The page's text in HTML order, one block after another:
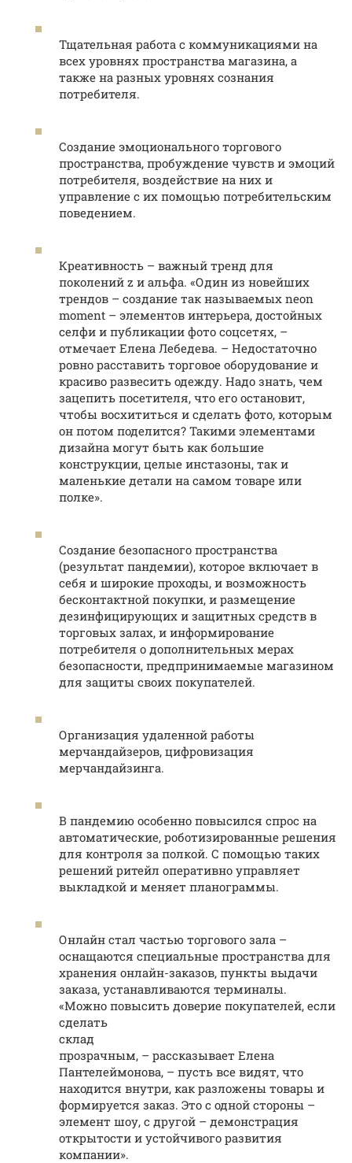
Тщательная работа с коммуникациями на
всех уровнях пространства магазина, а
также на разных уровнях сознания
потребителя.
Создание эмоционального торгового
пространства, пробуждение чувств и эмоций
потребителя, воздействие на них и
управление с их помощью потребительским
поведением.
Креативность – важный тренд для
поколений z и альфа. «Один из новейших
трендов – создание так называемых neon
moment – элементов интерьера, достойных
селфи и публикации фото соцсетях, –
отмечает Елена Лебедева. – Недостаточно
ровно расставить торговое оборудование и
красиво развесить одежду. Надо знать, чем
зацепить посетителя, что его остановит,
чтобы восхититься и сделать фото, которым
он потом поделится? Такими элементами
дизайна могут быть как большие
конструкции, целые инстазоны, так и
маленькие детали на самом товаре или
полке».
Создание безопасного пространства
(результат пандемии), которое включает в
себя и широкие проходы, и возможность
бесконтактной покупки, и размещение
дезинфицирующих и защитных средств в
торговых залах, и информирование
потребителя о дополнительных мерах
безопасности, предпринимаемые магазином
для защиты своих покупателей.
Организация удаленной работы
мерчандайзеров, цифровизация
мерчандайзинга.
В пандемию особенно повысился спрос на
автоматические, роботизированные решения
для контроля за полкой. С помощью таких
решений ритейл оперативно управляет
выкладкой и меняет планограммы.
Онлайн стал частью торгового зала –
оснащаются специальные пространства для
хранения онлайн-заказов, пункты выдачи
заказа, устанавливаются терминалы.
«Можно повысить доверие покупателей, если
сделать
склад
прозрачным, – рассказывает Елена
Пантелеймонова, – пусть все видят, что
находится внутри, как разложены товары и
формируется заказ. Это с одной стороны –
элемент шоу, с другой – демонстрация
открытости и устойчивого развития
компании».